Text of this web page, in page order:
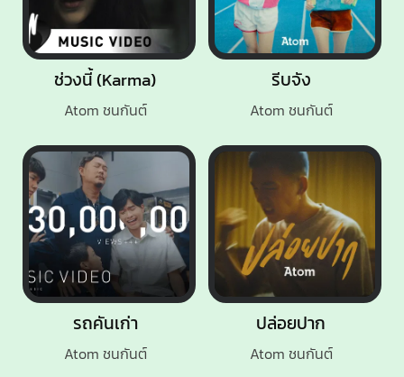
ปล่อยปาก
Atom ชนกันต์
ช่วงนี้ (Karma)
Atom ชนกันต์
รถคันเก่า
Atom ชนกันต์
รีบจัง
Atom ชนกันต์